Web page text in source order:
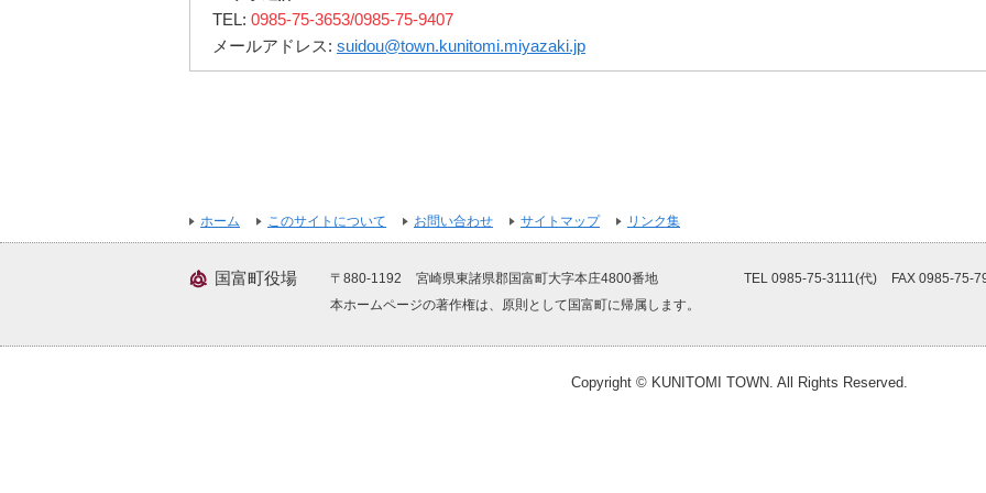
TEL: 0985-75-3653/0985-75-9407
メールアドレス: suidou@town.kunitomi.miyazaki.jp
ホーム このサイトについて お問い合わせ サイトマップ リンク集
国富町役場 〒880-1192
宮崎県東諸県郡国富町大字本庄4800番地
本ホームページの著作権は、原則として国富町に帰属します。
TEL 0985-75-3111(代) FAX 0985-75-
Copyright © KUNITOMI TOWN. All Rights Reserved.